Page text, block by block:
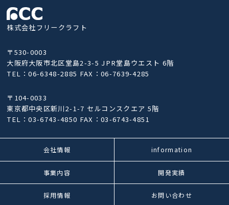
株式会社フリークラフト
〒530-0003
大阪府大阪市北区堂島2-3-5 JPR堂島ウエスト 6階
TEL：06-6348-2885 FAX：06-7639-4285
〒104-0033
東京都中央区新川2-1-7 セルコンスクエア 5階
TEL：03-6743-4850 FAX：03-6743-4851
会社情報 information
事業内容 開発実績
採用情報 お問い合わせ